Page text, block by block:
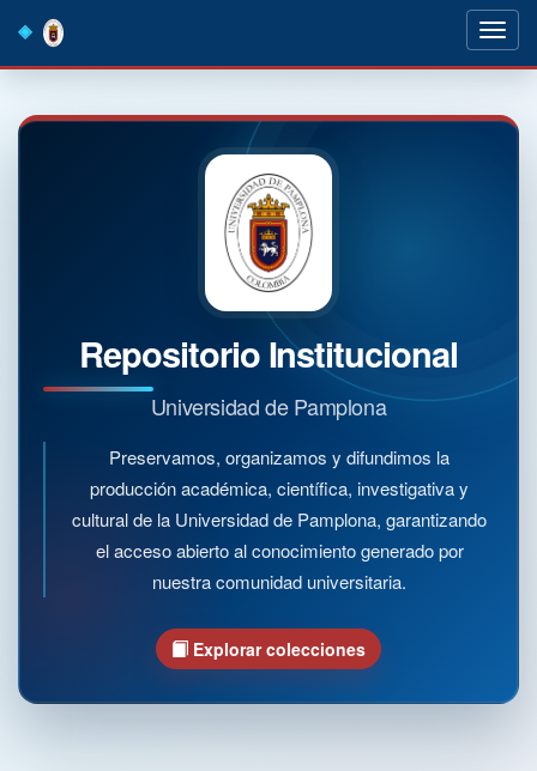
navigation
Repositorio Institucional
Universidad de Pamplona
Preservamos, organizamos y difundimos la
producción académica, científica, investigativa y
cultural de la Universidad de Pamplona, garantizando
el acceso abierto al conocimiento generado por
nuestra comunidad universitaria.
Explorar colecciones